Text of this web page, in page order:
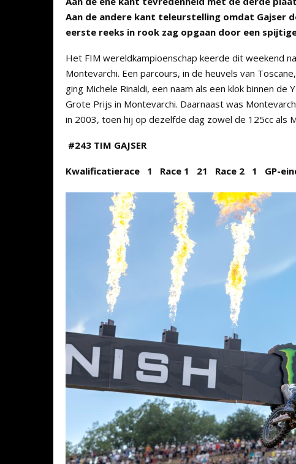
Aan de andere kant teleurstelling omdat Gajser
eerste reeks in rook zag opgaan door een
Het FIM wereldkampioenschap keerde dit weekend
Montevarchi. Een parcours, in de heuvels van
ging Michele Rinaldi, een naam als een klok binnen
Grote Prijs in Montevarchi. Daarnaast was
in 2003, toen hij op dezelfde dag zowel de 125cc als
#243 TIM GAJSER
Kwalificatierace 1 Race 1 21 Race 2 1 GP-